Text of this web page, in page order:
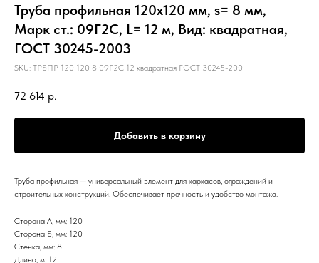
Труба профильная 120х120 мм, s= 8 мм,
Марк ст.: 09Г2С, L= 12 м, Вид: квадратная,
ГОСТ 30245-2003
SKU: ТРБПР 120 120 8 09Г2С 12 квадратная ГОСТ 30245-200
72 614 р.
Добавить в корзину
Труба профильная — универсальный элемент для каркасов, ограждений и
строительных конструкций. Обеспечивает прочность и удобство монтажа.
Сторона А, мм: 120
Сторона Б, мм: 120
Стенка, мм: 8
Длина, м: 12